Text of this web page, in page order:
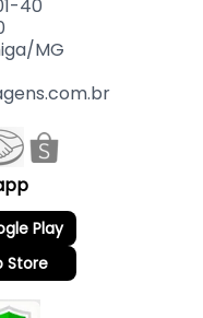
40
MG
Play
Store